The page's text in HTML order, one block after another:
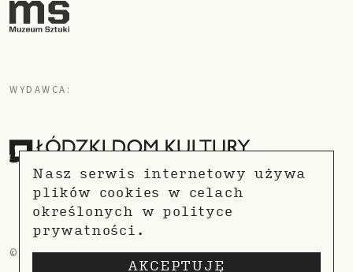
WYDAWCA:
© COPYRIGHT 2021POLITYKA PRYWATNOŚCI
Nasz serwis internetowy używa
plików cookies w celach
określonych w polityce
prywatności.
AKCEPTUJĘ